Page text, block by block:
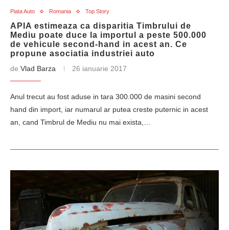
Piata Auto Romania Top Story
APIA estimeaza ca disparitia Timbrului de
Mediu poate duce la importul a peste 500.000
de vehicule second-hand in acest an. Ce
propune asociatia industriei auto
de Vlad Barza 26 ianuarie 2017
Anul trecut au fost aduse in tara 300.000 de masini second
hand din import, iar numarul ar putea creste puternic in acest
an, cand Timbrul de Mediu nu mai exista,…